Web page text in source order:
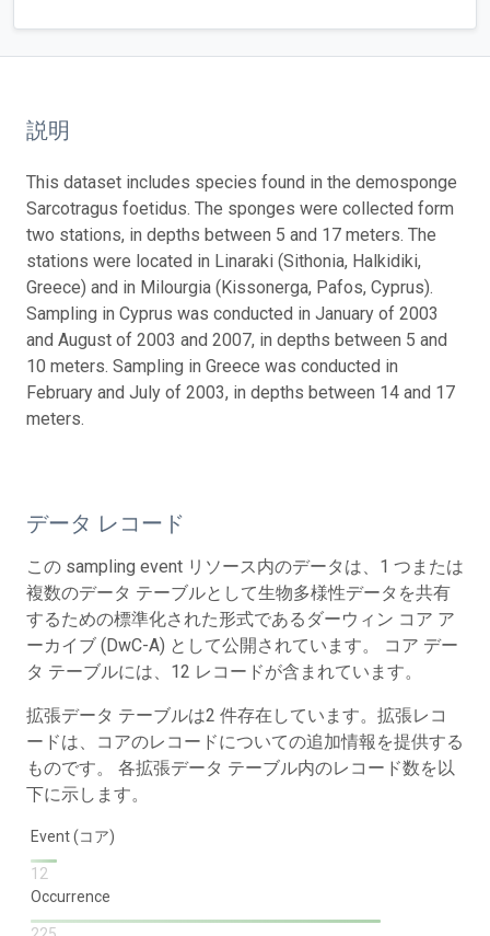
説明
This dataset includes species found in the demosponge
Sarcotragus foetidus. The sponges were collected form
two stations, in depths between 5 and 17 meters. The
stations were located in Linaraki (Sithonia, Halkidiki,
Greece) and in Milourgia (Kissonerga, Pafos, Cyprus).
Sampling in Cyprus was conducted in January of 2003
and August of 2003 and 2007, in depths between 5 and
10 meters. Sampling in Greece was conducted in
February and July of 2003, in depths between 14 and 17
meters.
データ レコード
この sampling event リソース内のデータは、1 つまたは
複数のデータ テーブルとして生物多様性データを共有
するための標準化された形式であるダーウィン コア ア
ーカイブ (DwC-A) として公開されています。 コア デー
タ テーブルには、12 レコードが含まれています。
拡張データ テーブルは2 件存在しています。拡張レコ
ードは、コアのレコードについての追加情報を提供する
ものです。 各拡張データ テーブル内のレコード数を以
下に示します。
Event (コア)
12
Occurrence